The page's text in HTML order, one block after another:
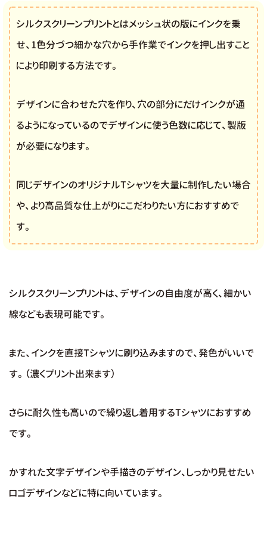
シルクスクリーンプリントとはメッシュ状の版にインクを乗
せ、1色分づつ細かな穴から手作業でインクを押し出すこと
により印刷する方法です。
デザインに合わせた穴を作り、穴の部分にだけインクが通
るようになっているのでデザインに使う色数に応じて、製版
が必要になります。
同じデザインのオリジナルTシャツを大量に制作したい場合
や、より高品質な仕上がりにこだわりたい方におすすめで
す。
シルクスクリーンプリントは、デザインの自由度が高く、細かい
線なども表現可能です。
また、インクを直接Tシャツに刷り込みますので、発色がいいで
す。（濃くプリント出来ます）
さらに耐久性も高いので繰り返し着用するTシャツにおすすめ
です。
かすれた文字デザインや手描きのデザイン、しっかり見せたい
ロゴデザインなどに特に向いています。